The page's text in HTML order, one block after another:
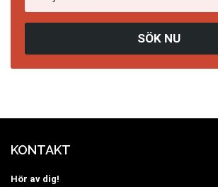
SÖK NU
KONTAKT
Hör av dig!